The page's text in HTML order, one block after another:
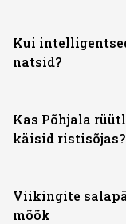
Kui
natsid?
Kas Põhjala
käisid ristisõjas?
Viikingite
mõõk